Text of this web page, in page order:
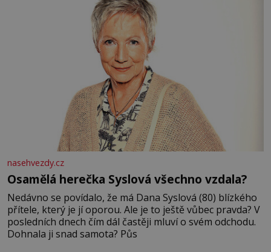
nasehvezdy.cz
Osamělá herečka Syslová všechno vzdala?
Nedávno se povídalo, že má Dana Syslová (80) blízkého
přítele, který je jí oporou. Ale je to ještě vůbec pravda? V
posledních dnech čím dál častěji mluví o svém odchodu.
Dohnala ji snad samota? Půs